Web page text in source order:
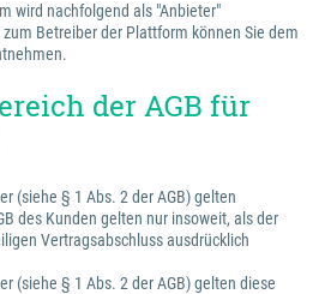
wird nachfolgend als "Anbieter"
Betreiber der Plattform können Sie dem
der AGB für
(siehe § 1 Abs. 2 der AGB) gelten
des Kunden gelten nur insoweit, als der
Vertragsabschluss ausdrücklich
(siehe § 1 Abs. 2 der AGB) gelten diese